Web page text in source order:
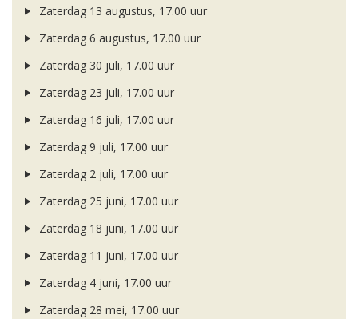
Zaterdag 13 augustus, 17.00 uur
Zaterdag 6 augustus, 17.00 uur
Zaterdag 30 juli, 17.00 uur
Zaterdag 23 juli, 17.00 uur
Zaterdag 16 juli, 17.00 uur
Zaterdag 9 juli, 17.00 uur
Zaterdag 2 juli, 17.00 uur
Zaterdag 25 juni, 17.00 uur
Zaterdag 18 juni, 17.00 uur
Zaterdag 11 juni, 17.00 uur
Zaterdag 4 juni, 17.00 uur
Zaterdag 28 mei, 17.00 uur